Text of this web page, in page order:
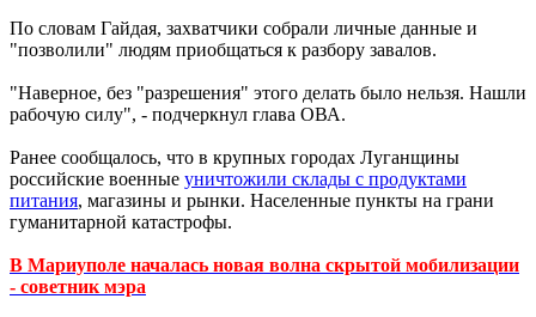
По словам Гайдая, захватчики собрали личные данные и
"позволили" людям приобщаться к разбору завалов.
"Наверное, без "разрешения" этого делать было нельзя. Нашли
рабочую силу", - подчеркнул глава ОВА.
Ранее сообщалось, что в крупных городах Луганщины
российские военные уничтожили склады с продуктами
питания, магазины и рынки. Населенные пункты на грани
гуманитарной катастрофы.
В Мариуполе началась новая волна скрытой мобилизации
- советник мэра